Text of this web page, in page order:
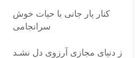
کنار یار جانی با حیات خوش
سرانجامی
ز دنیای مجازی آرزوی دل نشـد